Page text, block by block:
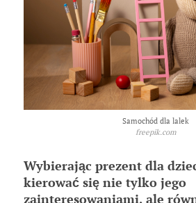
Samochód dla lalek
freepik.com
Wybierając prezent dla
kierować się nie tylko jego
zainteresowaniami, ale